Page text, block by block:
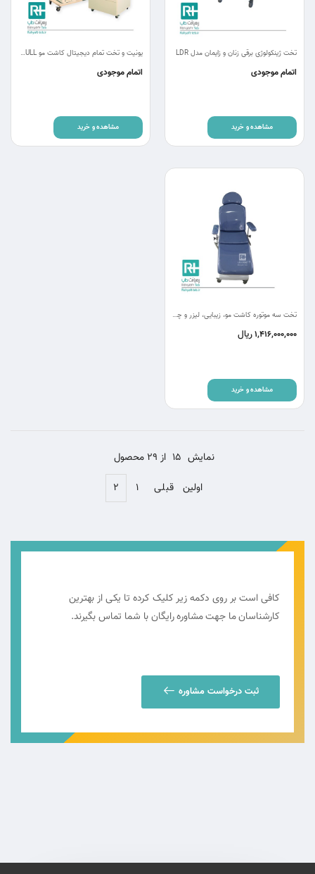
تخت ژینکولوژی برقی زنان و زایمان مدل LDR
اتمام موجودی
مشاهده و خرید
یونیت و تخت تمام دیجیتال کاشت مو RC FULL
اتمام موجودی
مشاهده و خرید
تخت سه موتوره کاشت مو، زیبایی، لیزر و چشم پزشکی RC31
1,416,000,000ریال
مشاهده و خرید
نمایش 15 از 29 محصول
اولین قبلی ۱ ۲
کافی است بر روی دکمه زیر کلیک کرده تا یکی از بهترین
کارشناسان ما جهت مشاوره رایگان با شما تماس بگیرند.
ثبت درخواست مشاوره